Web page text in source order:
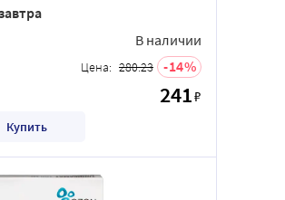
В наличии
Цена: 280.23 14
241₽
Купить